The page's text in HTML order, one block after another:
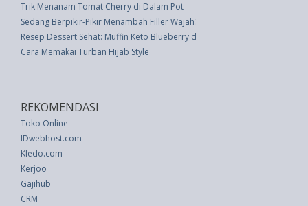
Trik Menanam Tomat Cherry di Dalam Pot
Sedang Berpikir-Pikir Menambah Filler Wajah? Inilah Yang Perlu Anda
Resep Dessert Sehat: Muffin Keto Blueberry dalam Cangkir
Cara Memakai Turban Hijab Style
REKOMENDASI
Toko Online
IDwebhost.com
Kledo.com
Kerjoo
Gajihub
CRM